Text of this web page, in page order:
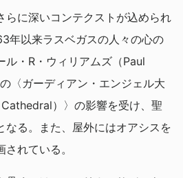
らに深いコンテクストが込められ
年以来ラスベガスの人々の心の
ル・R・ウィリアムズ（Paul
〈ガーディアン・エンジェル大
）〉の影響を受け、聖
なる。また、屋外にはオアシスを
れている。